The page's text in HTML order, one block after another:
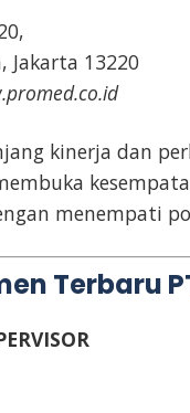
Jakarta 13220
kinerja dan
menempati
Terbaru